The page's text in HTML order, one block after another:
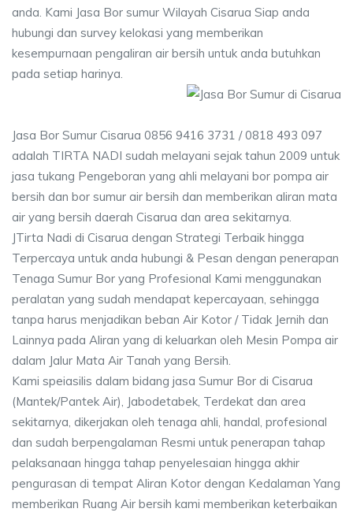
anda. Kami Jasa Bor sumur Wilayah Cisarua Siap anda
hubungi dan survey kelokasi yang memberikan
kesempurnaan pengaliran air bersih untuk anda butuhkan
pada setiap harinya.
Jasa Bor Sumur Cisarua 0856 9416 3731 / 0818 493 097
adalah TIRTA NADI sudah melayani sejak tahun 2009 untuk
jasa tukang Pengeboran yang ahli melayani bor pompa air
bersih dan bor sumur air bersih dan memberikan aliran mata
air yang bersih daerah Cisarua dan area sekitarnya.
JTirta Nadi di Cisarua dengan Strategi Terbaik hingga
Terpercaya untuk anda hubungi & Pesan dengan penerapan
Tenaga Sumur Bor yang Profesional Kami menggunakan
peralatan yang sudah mendapat kepercayaan, sehingga
tanpa harus menjadikan beban Air Kotor / Tidak Jernih dan
Lainnya pada Aliran yang di keluarkan oleh Mesin Pompa air
dalam Jalur Mata Air Tanah yang Bersih.
Kami speiasilis dalam bidang jasa Sumur Bor di Cisarua
(Mantek/Pantek Air), Jabodetabek, Terdekat dan area
sekitarnya, dikerjakan oleh tenaga ahli, handal, profesional
dan sudah berpengalaman Resmi untuk penerapan tahap
pelaksanaan hingga tahap penyelesaian hingga akhir
pengurasan di tempat Aliran Kotor dengan Kedalaman Yang
memberikan Ruang Air bersih kami memberikan keterbaikan